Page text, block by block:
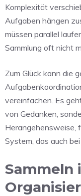
Komplexität
Aufgaben hängen
müssen parallel
Sammlung oft nicht
Zum Glück kann die
vereinfachen. Es
von Gedanken,
Herangehensweise,
System, das auch
Sammeln